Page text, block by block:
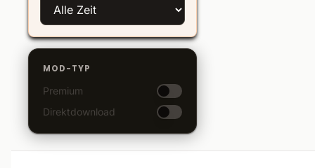
MOD-TYP
Premium
Direktdownload